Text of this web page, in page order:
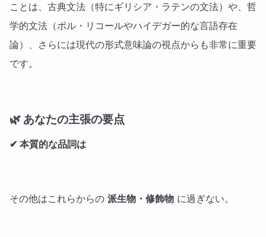
ことは、古典文法（特にギリシア・ラテンの文法）や、哲
学的文法（ポル・リコールやハイデガー的な言語存在
論）、さらには現代の形式意味論の視点からも非常に重要
です。
🌿 あなたの主張の要点
✔ 本質的な品詞は
その他はこれらからの 派生物・修飾物 に過ぎない。